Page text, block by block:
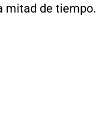
mitad de tiempo.